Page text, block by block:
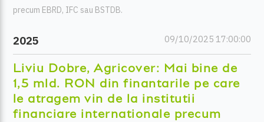
precum EBRD, IFC sau BSTDB.
2025 09/10/2025 17:00:00
Liviu Dobre, Agricover: Mai bine de
1,5 mld. RON din finantarile pe care
le atragem vin de la institutii
financiare internationale precum